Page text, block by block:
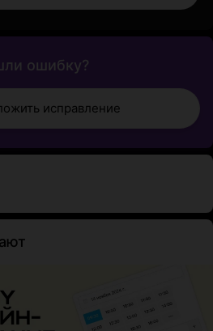
ошибку?
исправление